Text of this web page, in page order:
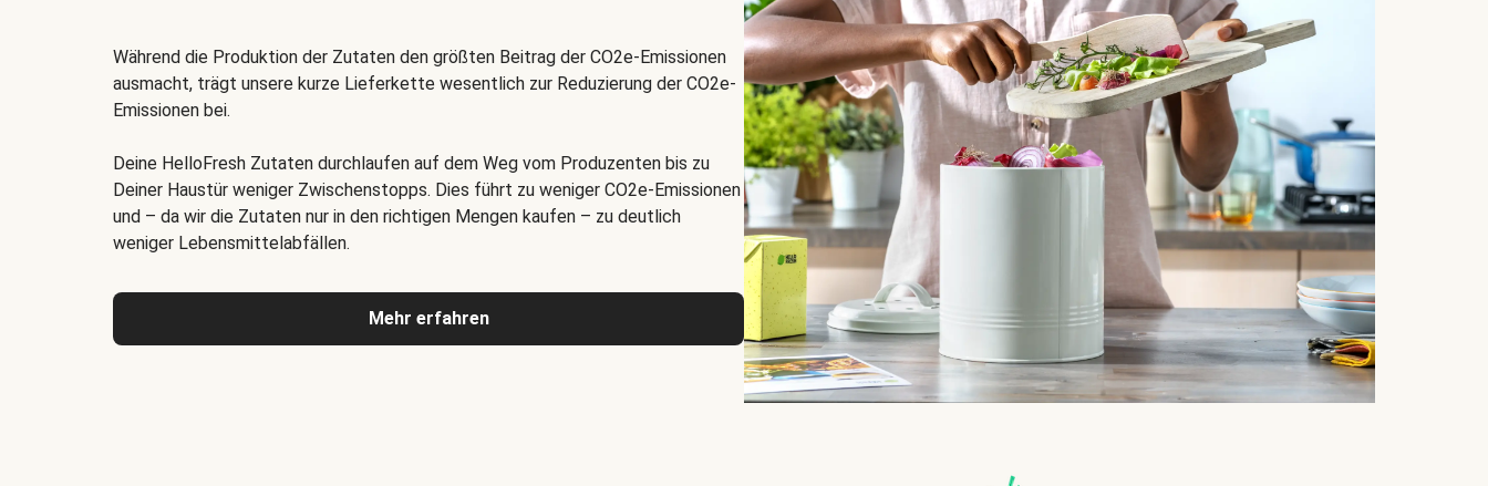
Während die Produktion der Zutaten den größten Beitrag der CO2e-Emissionen
ausmacht, trägt unsere kurze Lieferkette wesentlich zur Reduzierung der CO2e-
Emissionen bei.
Deine HelloFresh Zutaten durchlaufen auf dem Weg vom Produzenten bis zu
Deiner Haustür weniger Zwischenstopps. Dies führt zu weniger CO2e-Emissionen
und – da wir die Zutaten nur in den richtigen Mengen kaufen – zu deutlich
weniger Lebensmittelabfällen.
Mehr erfahren